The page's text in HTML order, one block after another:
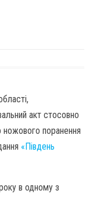
акт стосовно
ножового поранення
«Південь
в одному з